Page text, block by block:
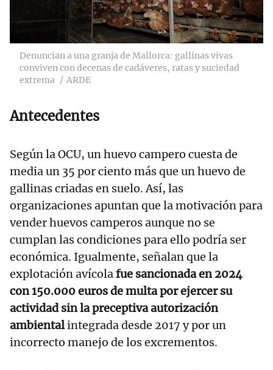
Denuncian a una granja de Mallorca: gallinas vivas
conviven con decenas de cadáveres, ratas y suciedad
extrema
ARDE
Antecedentes
Según la OCU, un huevo campero cuesta de
media un 35 por ciento más que un huevo de
gallinas criadas en suelo. Así, las
organizaciones apuntan que la motivación para
vender huevos camperos aunque no se
cumplan las condiciones para ello podría ser
económica. Igualmente, señalan que la
explotación avícolafue sancionada en 2024
con 150.000 euros de multa por ejercer su
actividad sin la preceptiva autorización
ambientalintegrada desde 2017 y por un
incorrecto manejo de los excrementos.